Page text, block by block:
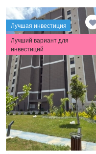
Лучшая инвестиция
Лучший вариант для
инвестиций